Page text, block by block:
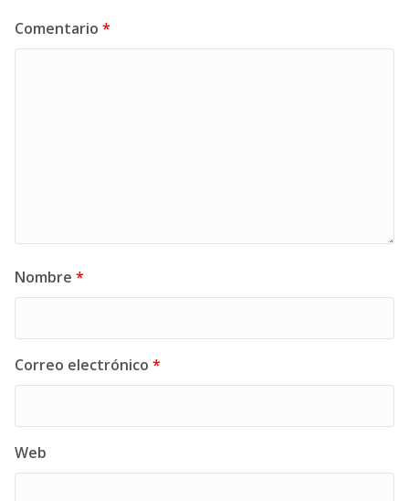
Comentario *
Nombre *
Correo electrónico *
Web